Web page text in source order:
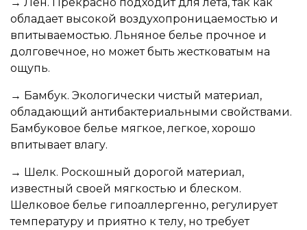
обладает высокой воздухопроницаемостью и
впитываемостью. Льняное белье прочное и
долговечное, но может быть жестковатым на
ощупь.
→ Бамбук. Экологически чистый материал,
обладающий антибактериальными свойствами.
Бамбуковое белье мягкое, легкое, хорошо
впитывает влагу.
→ Шелк. Роскошный дорогой материал,
известный своей мягкостью и блеском.
Шелковое белье гипоаллергенно, регулирует
температуру и приятно к телу, но требует